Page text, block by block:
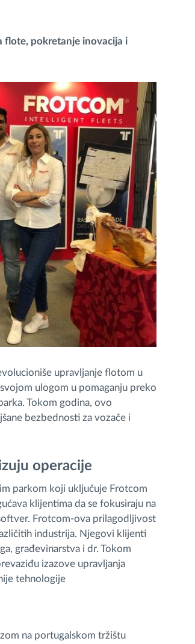
flote, pokretanje inovacija i
upravljanje flotom u
ulogom u pomaganju preko
Tokom godina, ovo
bezbednosti za vozače i
operacije
parkom koji uključuje Frotcom
klijentima da se fokusiraju na
Frotcom-ova prilagodljivost
industrija. Njegovi klijenti
građevinarstva i dr. Tokom
izazove upravljanja
tehnologije
na portugalskom tržištu